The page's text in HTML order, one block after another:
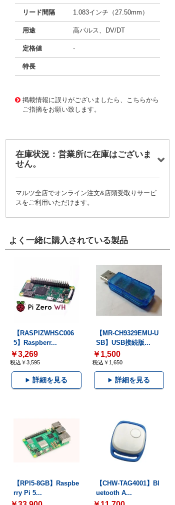
リード間隔 1.083インチ（27.50mm）
用途 高パルス、DV/DT
定格値 -
特長
掲載情報に誤りがございましたら、こちらから
ご指摘をお願い致します。
在庫状況：営業所に在庫はございま
せん。
マルツ全店でオンライン注文&店頭受取りサービ
スをご利用いただけます。
よく一緒に購入されている製品
【RASPIZWHSC006
5】Raspberr...
￥3,269
税込￥3,595
詳細を見る
【MR-CH9329EMU-U
SB】USB接続版...
￥1,500
税込￥1,650
詳細を見る
【RPI5-8GB】Raspbe
rry Pi 5...
【CHW-TAG4001】Bl
uetooth A...